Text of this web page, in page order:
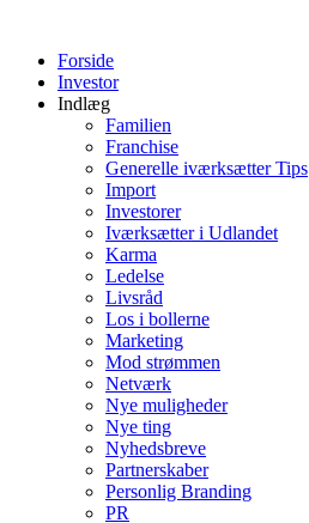
indholdForside
Investor
Indlæg
Familien
Franchise
Generelle iværksætter Tips
Import
Investorer
Iværksætter i Udlandet
Karma
Ledelse
Livsråd
Los i bollerne
Marketing
Mod strømmen
Netværk
Nye muligheder
Nye ting
Nyhedsbreve
Partnerskaber
Personlig Branding
PR